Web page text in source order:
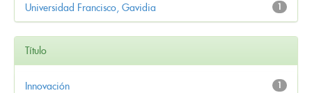
1
Universidad Francisco, Gavidia
Título
1
Innovación